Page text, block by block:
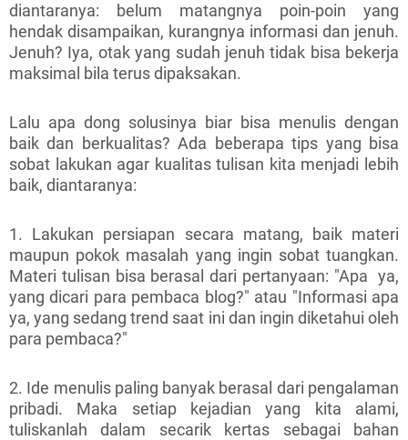
diantaranya: belum matangnya poin-poin yang
hendak disampaikan, kurangnya informasi dan jenuh.
Jenuh? Iya, otak yang sudah jenuh tidak bisa bekerja
maksimal bila terus dipaksakan.
Lalu apa dong solusinya biar bisa menulis dengan
baik dan berkualitas? Ada beberapa tips yang bisa
sobat lakukan agar kualitas tulisan kita menjadi lebih
baik, diantaranya:
1. Lakukan persiapan secara matang, baik materi
maupun pokok masalah yang ingin sobat tuangkan.
Materi tulisan bisa berasal dari pertanyaan: "Apa ya,
yang dicari para pembaca blog?" atau "Informasi apa
ya, yang sedang trend saat ini dan ingin diketahui oleh
para pembaca?"
2. Ide menulis paling banyak berasal dari pengalaman
pribadi. Maka setiap kejadian yang kita alami,
tuliskanlah dalam secarik kertas sebagai bahan